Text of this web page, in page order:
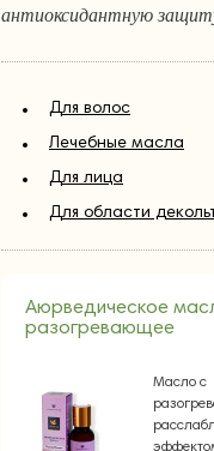
антиоксидантную
Для волос
Лечебные масла
Для лица
Для области
Аюрведическое
разогревающее
Масло с